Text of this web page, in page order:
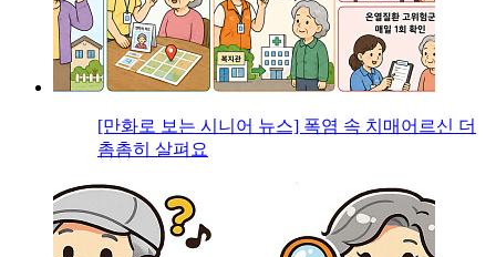
[만화로 보는 시니어 뉴스] 폭염 속 치매어르신 더
촘촘히 살펴요